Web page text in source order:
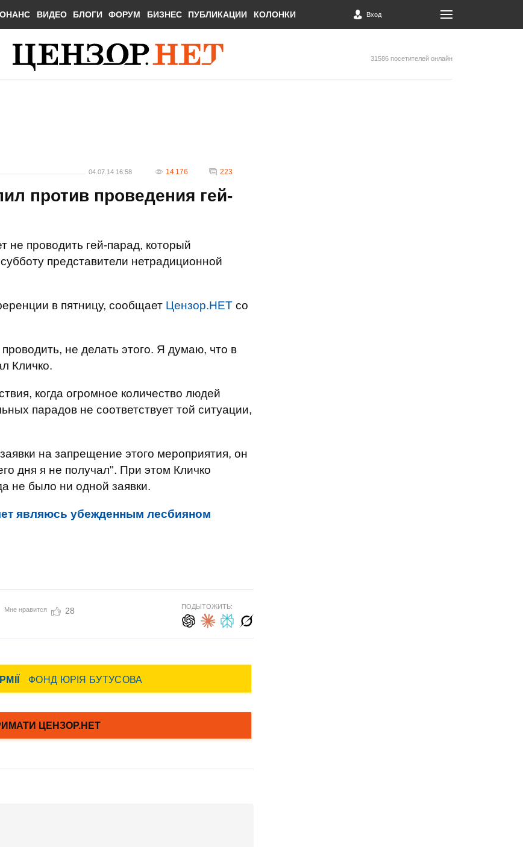
ВИДЕО БЛОГИ ФОРУМ БИЗНЕС ПУБЛИКАЦИИ КОЛОНКИ Вход
31586 посетителей онлайн
04.07.14 16:58 14 176 223
против проведения гей-
не проводить гей-парад, который
представители нетрадиционной
в пятницу, сообщает Цензор.НЕТ со
не делать этого. Я думаю, что в
Кличко.
когда огромное количество людей
парадов не соответствует той ситуации,
на запрещение этого мероприятия, он
дня я не получал". При этом Кличко
не было ни одной заявки.
являюсь убежденным лесбияном
Мне нравится 28 ПОДЫТОЖИТЬ: